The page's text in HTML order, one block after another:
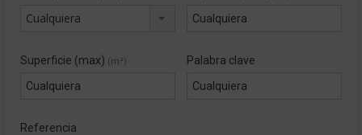
Cualquiera
Superficie (max) (m²) Palabra clave
Referencia